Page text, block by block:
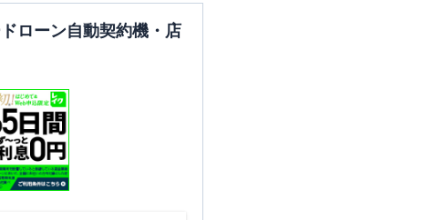
ローン自動契約機・店